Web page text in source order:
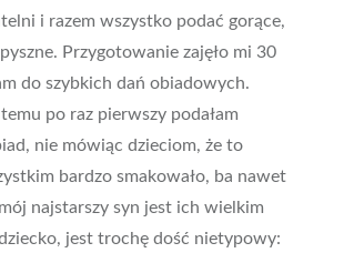
i razem wszystko podać gorące,
Przygotowanie zajęło mi 30
do szybkich dań obiadowych.
po raz pierwszy podałam
nie mówiąc dzieciom, że to
bardzo smakowało, ba nawet
najstarszy syn jest ich wielkim
jest trochę dość nietypowy: